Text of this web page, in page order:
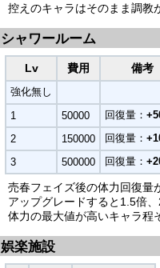
控えのキャラはそのまま調教
シャワールーム
Lv 費用 備考
強化無し
1
50000 回復量：
2
150000 回復量：
3
500000 回復量：
売春フェイズ後の体力回復量
アップグレードすると1.5倍
体力の最大値が高いキャラ程
娯楽施設